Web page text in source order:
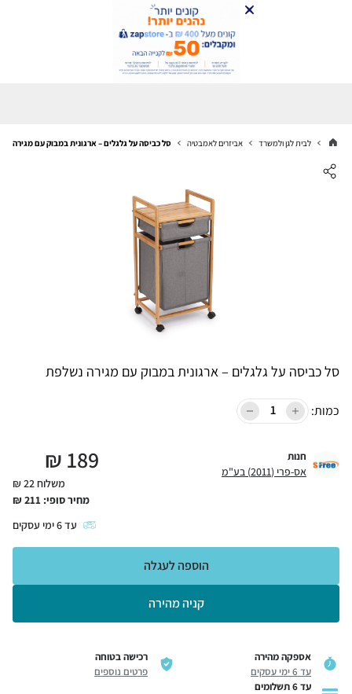
לבית לגן ולמשרד אביזרים לאמבטיה סל כביסה על גלגלים – ארגונית במבוק עם מגירה
סל כביסה על גלגלים – ארגונית במבוק עם מגירה נשלפת
כמות:
חנות
אס-פרי (2011) בע"מ 189
₪
משלוח 22 ₪
מחיר סופי: 211
₪
עד6ימי עסקים
קניה מהירה
הוספה לעגלה
אספקה מהירה
עד 6 ימי עסקים
רכישה בטוחה
פרטים נוספים
עד 6 תשלומים